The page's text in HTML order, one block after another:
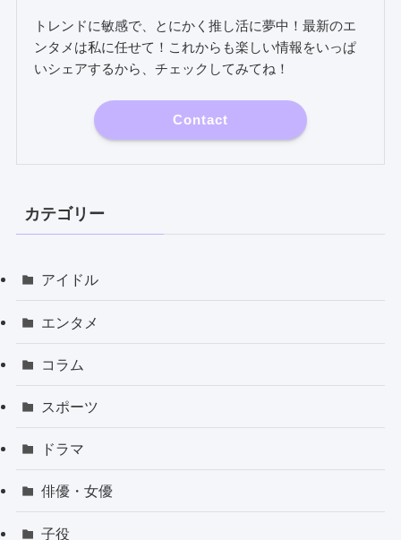
トレンドに敏感で、とにかく推し活に夢中！最新のエ
ンタメは私に任せて！これからも楽しい情報をいっぱ
いシェアするから、チェックしてみてね！
Contact
カテゴリー
アイドル
エンタメ
コラム
スポーツ
ドラマ
俳優・女優
子役